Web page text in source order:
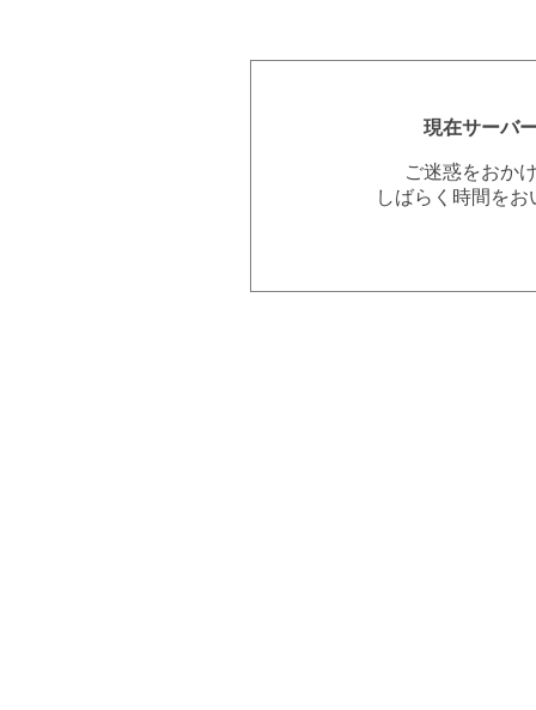
現在サーバ
ご迷惑をおか
しばらく時間を